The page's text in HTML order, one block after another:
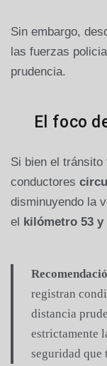
Sin embargo,
las fuerzas
prudencia.
El foco
Si bien el
conductores
disminuyendo la
el kilómetro 53 y
registran
distancia
estrictamente
seguridad que